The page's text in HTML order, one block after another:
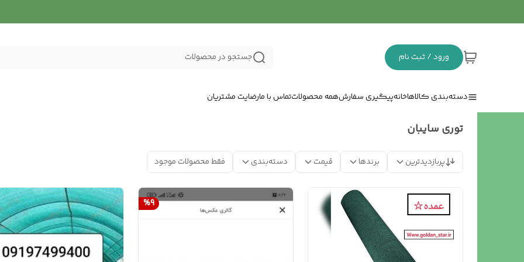
ورود / ثبت نام جستجو در محصولات
دسته‌بندی کالاهاخانهپیگیری سفارشهمه محصولاتتماس با مارضایت مشتریان
توری سایبان
پربازدیدترین برندها قیمت دسته‌بندی فقط محصولات موجود
%9